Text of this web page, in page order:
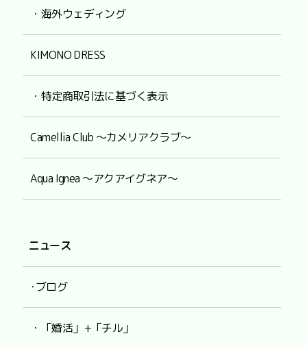
・海外ウェディング
KIMONO DRESS
・特定商取引法に基づく表示
Camellia Club ～カメリアクラブ～
Aqua Ignea ～アクアイグネア～
ニュース
･ブログ
・「婚活」+「チル」